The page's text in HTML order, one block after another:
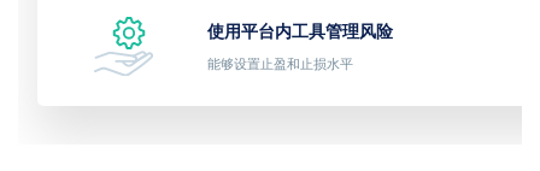
使用平台内工具管理风险
能够设置止盈和止损水平